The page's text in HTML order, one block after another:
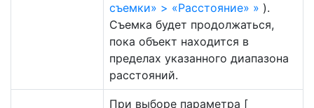
съемки» > «Расстояние»
).
Съемка будет продолжаться,
пока объект находится в
пределах указанного диапазона
расстояний.
При выборе параметра [